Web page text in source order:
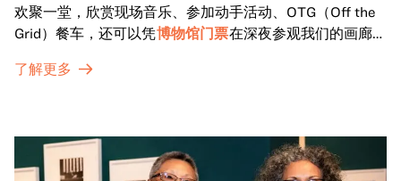
欢聚一堂，欣赏现场音乐、参加动手活动、OTG（Off the
Grid）餐车，还可以凭博物馆门票在深夜参观我们的画廊和
了解更多